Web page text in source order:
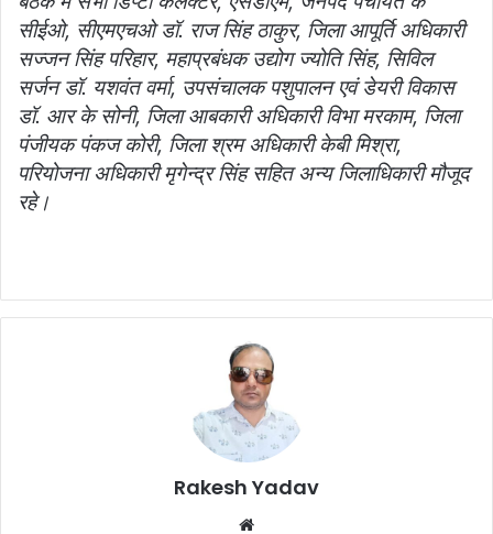
सीईओ, सीएमएचओ डॉ. राज सिंह ठाकुर, जिला आपूर्ति अधिकारी
सज्‍जन सिंह परिहार, महाप्रबंधक उद्योग ज्‍योति सिंह, सिविल
सर्जन डॉ. यशवंत वर्मा, उपसंचालक पशुपालन एवं डेयरी विकास
डॉ. आर के सोनी, जिला आबकारी अधिकारी विभा मरकाम, जिला
पंजीयक पंकज कोरी, जिला श्रम अधिकारी केबी मिश्रा,
परियोजना अधिकारी मृगेन्‍द्र सिंह सहित अन्‍य जिलाधिकारी मौजूद
रहे।
Rakesh Yadav